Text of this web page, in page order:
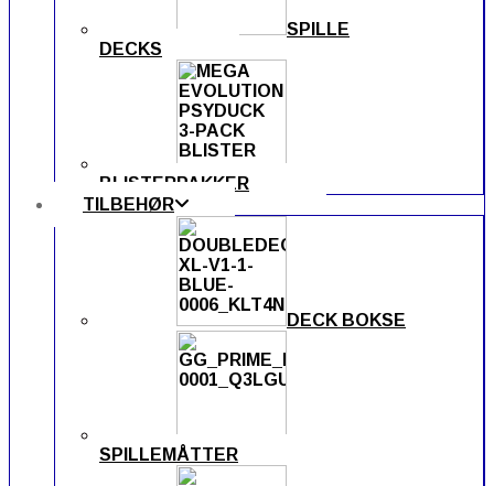
SPILLE
DECKS
BLISTERPAKKER
TILBEHØR
DECK BOKSE
SPILLEMÅTTER